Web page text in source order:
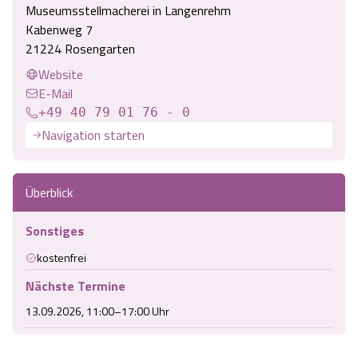
Museumsstellmacherei in Langenrehm
Kabenweg 7
21224 Rosengarten
Website
E-Mail
+49 40 79 01 76 - 0
Navigation starten
Überblick
Sonstiges
kostenfrei
Nächste Termine
13.09.2026, 11:00–17:00 Uhr